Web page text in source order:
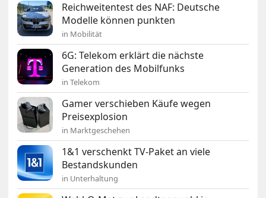
Reichweitentest des NAF: Deutsche
Modelle können punkten
in Mobilität
6G: Telekom erklärt die nächste
Generation des Mobilfunks
in Telekom
Gamer verschieben Käufe wegen
Preisexplosion
in Marktgeschehen
1&1 verschenkt TV-Paket an viele
Bestandskunden
in Unterhaltung